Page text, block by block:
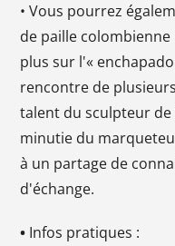
• Vous pourrez
de paille
plus sur l'«
rencontre de
talent du sculpteur
minutie du
à un partage de
d'échange.
• Infos pratiques :